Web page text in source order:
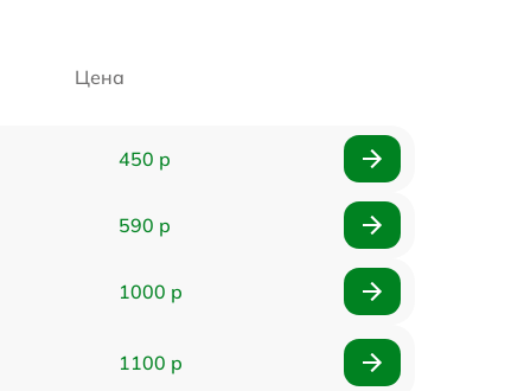
Цена
450 р
590 р
1000 р
1100 р